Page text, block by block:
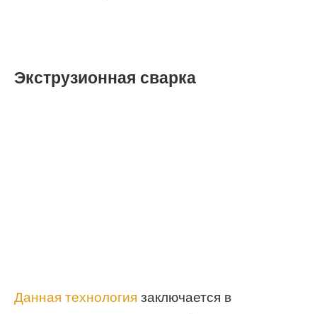
Экструзионная сварка
Данная технология заключается в